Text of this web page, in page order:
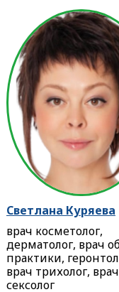
Светлана Куряева
врач косметолог,
дерматолог, врач
практики,
врач трихолог,
сексолог